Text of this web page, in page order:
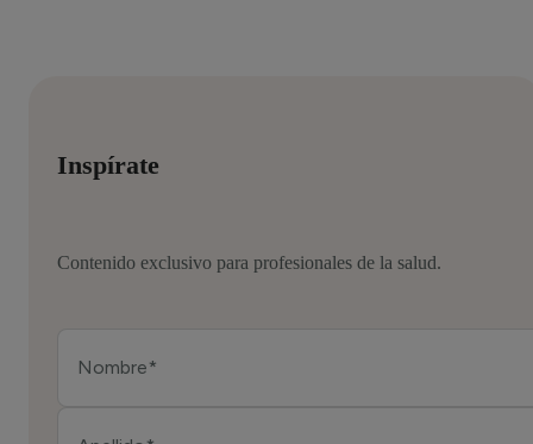
Inspírate
Contenido exclusivo para profesionales de la salud.